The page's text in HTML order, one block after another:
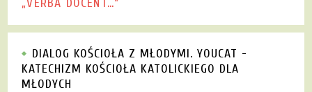
„VERBA DOCENT…”
DIALOG KOŚCIOŁA Z MŁODYMI. YOUCAT -
KATECHIZM KOŚCIOŁA KATOLICKIEGO DLA
MŁODYCH